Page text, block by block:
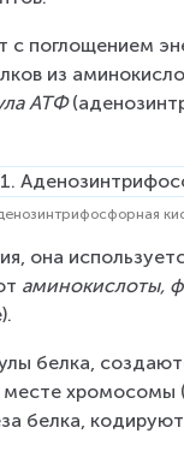
с по­гло­ще­ни­ем
из
АТФ
она
ами­но­кис­ло­ты,
белка,
белка,